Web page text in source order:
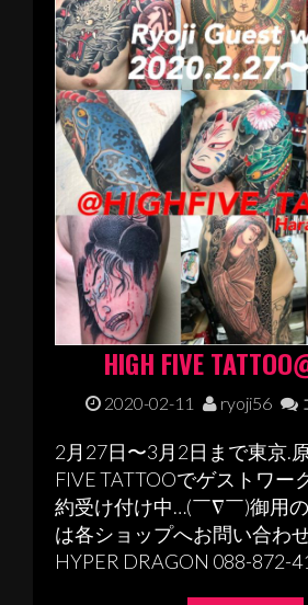
HIGH FIVE
2020-02-11 ryoji56
2月27日〜3月2日まで東京.
FIVE TATTOOでゲストワー
約受け付け中…(￣∇￣)御用
は各ショップへお問い合わ
HYPER DRAGON 088-872-